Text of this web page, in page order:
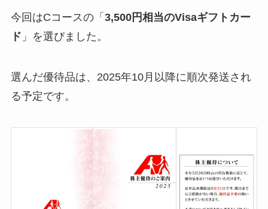
今回はCコースの「 3,500円相当のVisaギフトカー
ド 」を選びました。
選んだ優待品は、2025年10月以降に順次発送され
る予定です。